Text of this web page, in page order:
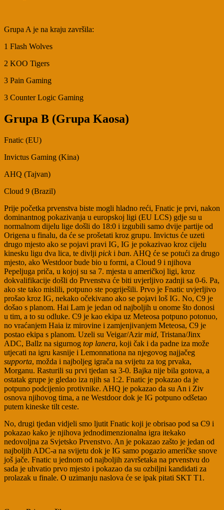
Grupa A je na kraju završila:
1 Flash Wolves
2 KOO Tigers
3 Pain Gaming
3 Counter Logic Gaming
Grupa B (Grupa Kaosa)
Fnatic (EU)
Invictus Gaming (Kina)
AHQ (Tajvan)
Cloud 9 (Brazil)
Prije početka prvenstva biste mogli hladno reći, Fnatic je prvi, nakon
dominantnog pokazivanja u europskoj ligi (EU LCS) gdje su u
normalnom dijelu lige došli do 18:0 i izgubili samo dvije partije od
Origena u finalu, da će se prošetati kroz grupu. Invictus će uzeti
drugo mjesto ako se pojavi pravi IG, IG je pokazivao kroz cijelu
kinesku ligu dva lica, te divlji picki ban. AHQ će se potući za drugo
mjesto, ako Westdoor bude bio u formi, a Cloud 9 i njihova
Pepeljuga priča, u kojoj su sa 7. mjesta u američkoj ligi, kroz
dokvalifikacije došli do Prvenstva će biti uvjerljivo zadnji sa 0-6. Pa,
ako ste tako mislili, potpuno ste pogriješili. Prvo je Fnatic uvjerljivo
prošao kroz IG, nekako očekivano ako se pojavi loš IG. No, C9 je
došao s planom. Hai Lam je jedan od najboljih u onome što donosi
u tim, a to su odluke. C9 je kao ekipa uz Meteosa potpuno potonuo,
no vraćanjem Haia iz mirovine i zamjenjivanjem Meteosa, C9 je
postao ekipa s planom. Uzeli su Veigar/Azirmid, Tristana/Jinx
ADC, Ballz na sigurnog top lanera, koji čak i da padne iza može
utjecati na igru kasnije i Lemonnationa na njegovog najjačeg
supporta, možda i najboljeg igrača na svijetu za tog prvaka,
Morganu. Rasturili su prvi tjedan sa 3-0. Bajka nije bila gotova, a
ostatak grupe je gledao iza njih sa 1:2. Fnatic je pokazao da je
potpuno podcijenio protivnike. AHQ je pokazao da su An i Ziv
osnova njihovog tima, a ne Westdoor dok je IG potpuno odšetao
putem kineske tilt ceste.
No, drugi tjedan vidjeli smo ljutit Fnatic koji je obrisao pod sa C9 i
pokazao kako je njihova jednodimenzionalna igra itekako
nedovoljna za Svjetsko Prvenstvo. An je pokazao zašto je jedan od
najboljih ADC-a na svijetu dok je IG samo pogazio američke snove
još jače. Fnatic u jednom od najboljih završetaka na prvenstvu do
sada je uhvatio prvo mjesto i pokazao da su ozbiljni kandidati za
prolazak u finale. O uzimanju naslova će se ipak pitati SKT T1.